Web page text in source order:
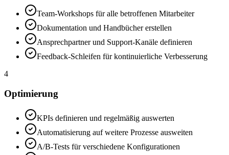
Team-Workshops für alle betroffenen Mitarbeiter
Dokumentation und Handbücher erstellen
Ansprechpartner und Support-Kanäle definieren
Feedback-Schleifen für kontinuierliche Verbesserung
4
Optimierung
KPIs definieren und regelmäßig auswerten
Automatisierung auf weitere Prozesse ausweiten
A/B-Tests für verschiedene Konfigurationen